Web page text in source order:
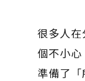
很多人
個不小
準備了